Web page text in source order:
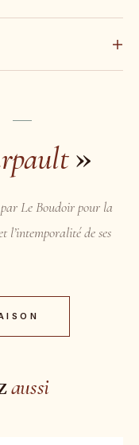
»
par Le Boudoir pour la
l’intemporalité de ses
aussi